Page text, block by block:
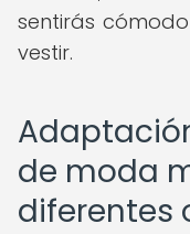
sentirás
vestir.
de moda
diferentes